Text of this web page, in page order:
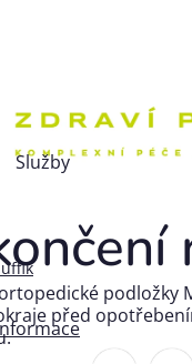
Služby
podložky
před